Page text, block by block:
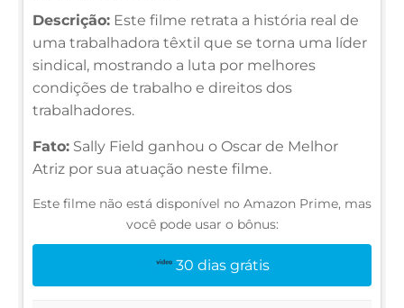
Descrição: Este filme retrata a história real de
uma trabalhadora têxtil que se torna uma líder
sindical, mostrando a luta por melhores
condições de trabalho e direitos dos
trabalhadores.
Fato: Sally Field ganhou o Oscar de Melhor
Atriz por sua atuação neste filme.
Este filme não está disponível no Amazon Prime, mas
você pode usar o bônus:
30 dias grátis